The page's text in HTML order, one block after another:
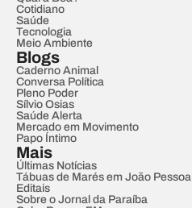
Cotidiano
Saúde
Tecnologia
Meio Ambiente
Blogs
Caderno Animal
Conversa Política
Pleno Poder
Sílvio Osias
Saúde Alerta
Mercado em Movimento
Papo Íntimo
Mais
Últimas Notícias
Tábuas de Marés em João Pessoa
Editais
Sobre o Jornal da Paraíba